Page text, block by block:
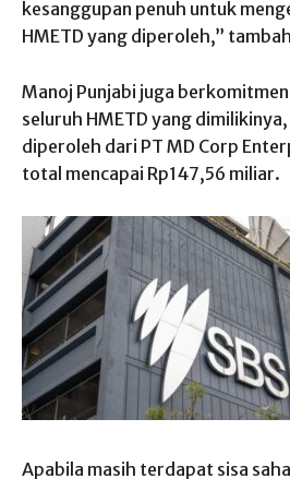
kesanggupan penuh untuk
HMETD yang diperoleh,”
Manoj Punjabi juga
seluruh HMETD yang
diperoleh dari PT MD Corp
total mencapai Rp147,56 miliar.
Apabila masih terdapat sisa